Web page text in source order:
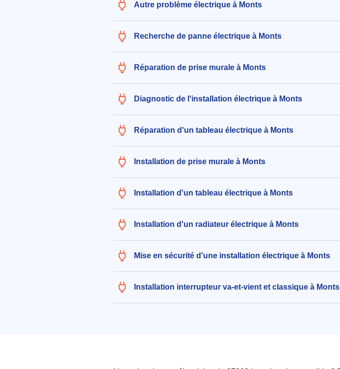
Réparation du câble d'alimentation et
réajustement du système de portail
électrique suite à un déplacement et
aux alentours de Les Chaletieres à Artannes-
le 07/08/2026 à 07:35
Autre problème électrique à Monts
Recherche de panne électrique à Monts
Réparation de prise murale à Monts
Diagnostic de l'installation électrique à Monts
Réparation d'un tableau électrique à Monts
Installation de prise murale à Monts
Installation d'un tableau électrique à Monts
Installation d'un radiateur électrique à Monts
Mise en sécurité d'une installation électrique à Monts
Installation interrupteur va-et-vient et classique à Monts